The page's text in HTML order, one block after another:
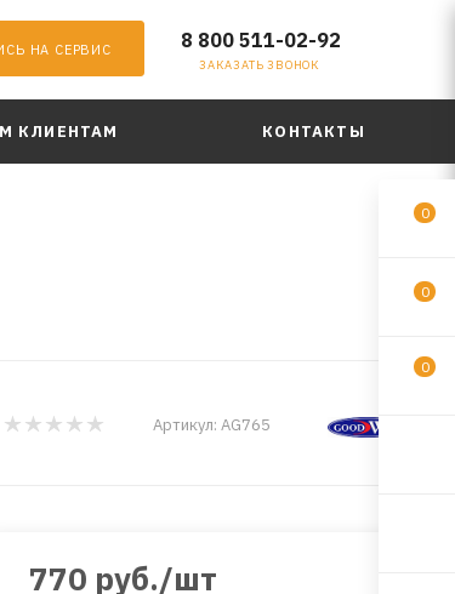
НА СЕРВИС 8 800 511-02-92
ЗАКАЗАТЬ ЗВОНОК
КЛИЕНТАМ КОНТАКТЫ
Артикул: AG765
770 руб./шт
0
0
0